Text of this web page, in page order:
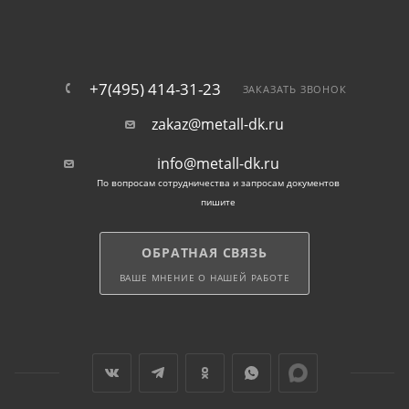
равномерно распределять нагрузку и защищает
поверхность от повреждений.
Отличие саморезов по
металлу от других видов
саморезов:
Основное отличие саморезов по металлу
обеспечивают надежное крепление и
+7(495) 414-31-23 ЗАКАЗАТЬ ЗВОНОК
zakaz@metall-dk.ru
info@metall-dk.ru
По вопросам сотрудничества и запросам документов
пишите
ОБРАТНАЯ СВЯЗЬ
ВАШЕ МНЕНИЕ О НАШЕЙ РАБОТЕ